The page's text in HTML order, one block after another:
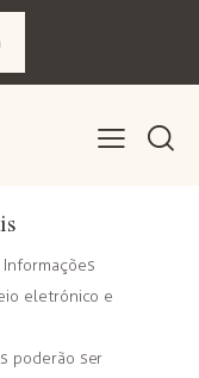
eletrónico e
poderão ser